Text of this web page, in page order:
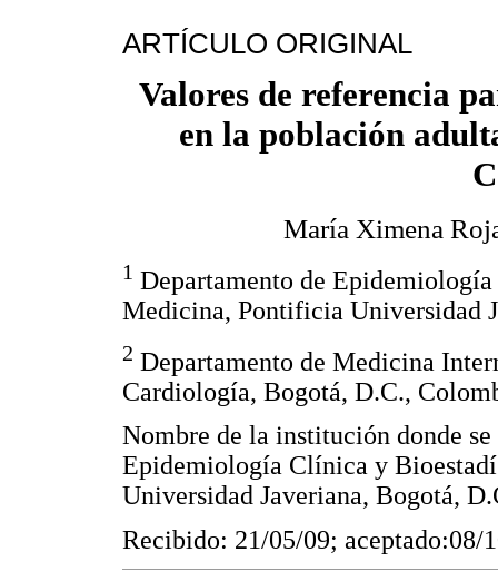
ARTÍCULO ORIGINAL
Valores de referencia
en la población
María Ximena
1 Departamento de
Medicina, Pontificia Universidad
2 Departamento de Medicina
Cardiología, Bogotá, D.C.,
Nombre de la institución donde
Epidemiología Clínica y
Universidad Javeriana, Bogotá,
Recibido: 21/05/09; aceptado:08/